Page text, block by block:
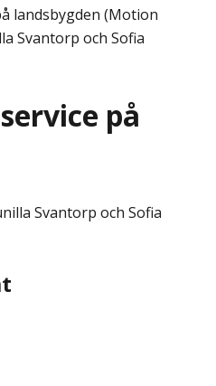
landsbygden (Motion
Svantorp och Sofia
på
Svantorp och Sofia